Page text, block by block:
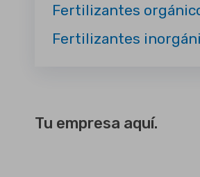
Fertilizantes
Fertilizantes
Tu empresa aquí.